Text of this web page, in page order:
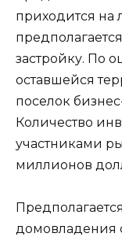
приходится на
застройку. По
оставшейся
поселок
Количество
участниками
миллионов
домовладения